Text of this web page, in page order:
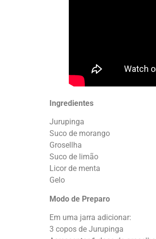
Ingredientes
Jurupinga
Suco de morango
Grosellha
Suco de limão
Licor de menta
Gelo
Modo de Preparo
Em uma jarra adicionar:
3 copos de Jurupinga